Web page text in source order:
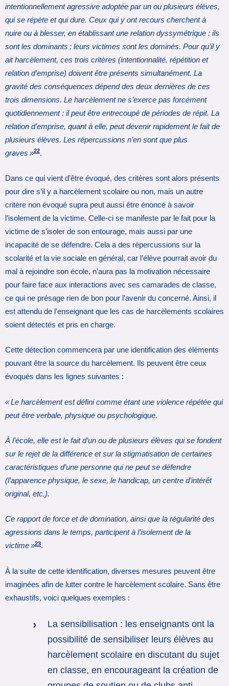
intentionnellement agressive adoptée par un ou plusieurs élèves,
qui se répète et qui dure. Ceux qui y ont recours cherchent à
nuire ou à blesser, en établissant une relation dyssymétrique : ils
sont les dominants ; leurs victimes sont les dominés. Pour qu’il y
ait harcèlement, ces trois critères (intentionnalité, répétition et
relation d’emprise) doivent être présents simultanément. La
gravité des conséquences dépend des deux dernières de ces
trois dimensions. Le harcèlement ne s’exerce pas forcément
quotidiennement : il peut être entrecoupé de périodes de répit. La
relation d’emprise, quant à elle, peut devenir rapidement le fait de
plusieurs élèves. Les répercussions n’en sont que plus
graves »22.
Dans ce qui vient d’être évoqué, des critères sont alors présents
pour dire s’il y a harcèlement scolaire ou non, mais un autre
critère non évoqué supra peut aussi être énoncé à savoir
l’isolement de la victime. Celle-ci se manifeste par le fait pour la
victime de s’isoler de son entourage, mais aussi par une
incapacité de se défendre. Cela a des répercussions sur la
scolarité et la vie sociale en général, car l’élève pourrait avoir du
mal à rejoindre son école, n’aura pas la motivation nécessaire
pour faire face aux interactions avec ses camarades de classe,
ce qui ne présage rien de bon pour l’avenir du concerné. Ainsi, il
est attendu de l’enseignant que les cas de harcèlements scolaires
soient détectés et pris en charge.
Cette détection commencera par une identification des éléments
pouvant être la source du harcèlement. Ils peuvent être ceux
évoqués dans les lignes suivantes :
« Le harcèlement est défini comme étant une violence répétée qui
peut être verbale, physique ou psychologique.
À l’école, elle est le fait d’un ou de plusieurs élèves qui se fondent
sur le rejet de la différence et sur la stigmatisation de certaines
caractéristiques d’une personne qui ne peut se défendre
(l’apparence physique, le sexe, le handicap, un centre d’intérêt
original, etc.).
Ce rapport de force et de domination, ainsi que la régularité des
agressions dans le temps, participent à l’isolement de la
victime »23.
À la suite de cette identification, diverses mesures peuvent être
imaginées afin de lutter contre le harcèlement scolaire. Sans être
exhaustifs, voici quelques exemples :
La sensibilisation : les enseignants ont la
possibilité de sensibiliser leurs élèves au
harcèlement scolaire en discutant du sujet
en classe, en encourageant la création de